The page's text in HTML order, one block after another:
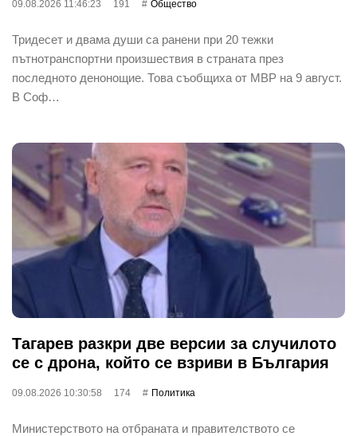
09.08.2026 11:46:23 191 Общество
Тридесет и двама души са ранени при 20 тежки
пътнотранспортни произшествия в страната през
последното денонощие. Това съобщиха от МВР на 9 август.
В Соф…
Тагарев разкри две версии за случилото
се с дрона, който се взриви в България
09.08.2026 10:30:58 174 Политика
Министерството на отбраната и правителството се